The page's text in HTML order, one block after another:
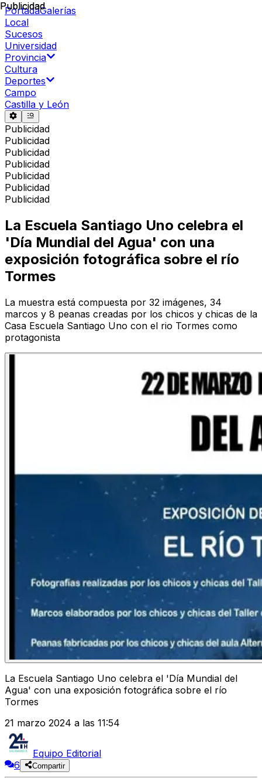
PortadaGalerías
Local
Sucesos
Universidad
Provincia
Cultura
Deportes
Campo
Castilla y León
Publicidad
Publicidad
Publicidad
Publicidad
Publicidad
Publicidad
Publicidad
Publicidad
La Escuela Santiago Uno celebra el
'Día Mundial del Agua' con una
exposición fotográfica sobre el río
Tormes
La muestra está compuesta por 32 imágenes, 34
marcos y 8 peanas creadas por los chicos y chicas de la
Casa Escuela Santiago Uno con el rio Tormes como
protagonista
La Escuela Santiago Uno celebra el 'Día Mundial del
Agua' con una exposición fotográfica sobre el río
Tormes
21 marzo 2024 a las 11:54
Equipo Editorial
6
Compartir
Publicidad